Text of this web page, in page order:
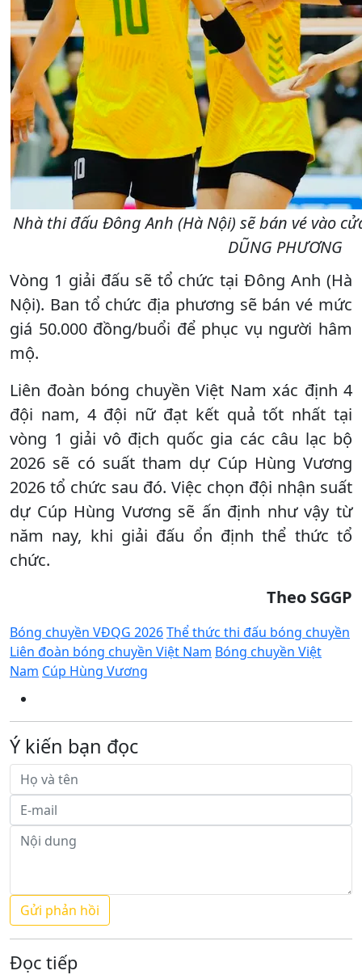
Nhà thi đấu Đông Anh (Hà Nội) sẽ bán vé vào
DŨNG PHƯƠNG
Vòng 1 giải đấu sẽ tổ chức tại Đông Anh (Hà
Nội). Ban tổ chức địa phương sẽ bán vé mức
giá 50.000 đồng/buổi để phục vụ người hâm
mộ.
Liên đoàn bóng chuyền Việt Nam xác định 4
đội nam, 4 đội nữ đạt kết quả tốt nhất tại
vòng 1 giải vô địch quốc gia các câu lạc bộ
2026 sẽ có suất tham dự Cúp Hùng Vương
2026 tổ chức sau đó. Việc chọn đội nhận suất
dự Cúp Hùng Vương sẽ ấn định như vậy từ
năm nay, khi giải đấu ổn định thể thức tổ
chức.
Theo SGGP
Bóng chuyền VĐQG 2026Thể thức thi đấu bóng chuyền
Liên đoàn bóng chuyền Việt Nam Bóng chuyền Việt
Nam Cúp Hùng Vương
Ý kiến bạn đọc
Đọc tiếp